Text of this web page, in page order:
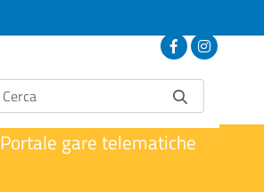
Portale gare telematiche